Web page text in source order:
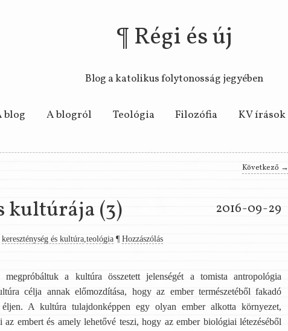
Régi és új
Blog a katolikus folytonosság jegyében
Skip to primary content
Skip to secondary content
blog A blogról Teológia Filozófia KV írások
Következő →
2016-09-29
kultúrája (3)
kereszténység és kultúra, teológia ¶ Hozzászólás
megpróbáltuk a kultúra összetett jelenségét a tomista antropológia
célja annak előmozdítása, hogy az ember természetéből fakadó
A kultúra tulajdonképpen egy olyan ember alkotta környezet,
az embert és amely lehetővé teszi, hogy az ember biológiai létezéséből